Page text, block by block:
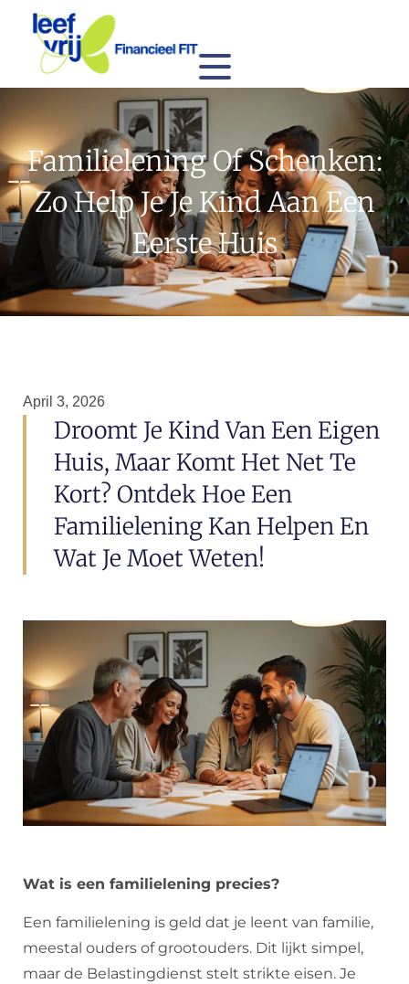
Familielening Of Schenken:
Zo Help Je Je Kind Aan Een
Eerste Huis
April 3, 2026
Droomt Je Kind Van Een Eigen
Huis, Maar Komt Het Net Te
Kort? Ontdek Hoe Een
Familielening Kan Helpen En
Wat Je Moet Weten!
Wat is een familielening precies?
Een familielening is geld dat je leent van familie,
meestal ouders of grootouders. Dit lijkt simpel,
maar de Belastingdienst stelt strikte eisen. Je